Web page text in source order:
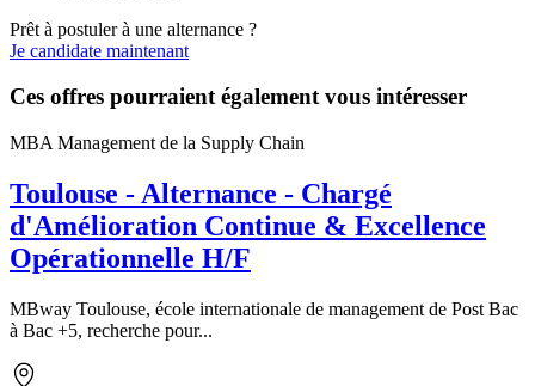
Prêt à postuler à une alternance ?
Je candidate maintenant
Ces offres pourraient également vous intéresser
MBA Management de la Supply Chain
Toulouse - Alternance - Chargé
d'Amélioration Continue & Excellence
Opérationnelle H/F
MBway Toulouse, école internationale de management de Post Bac
à Bac +5, recherche pour...